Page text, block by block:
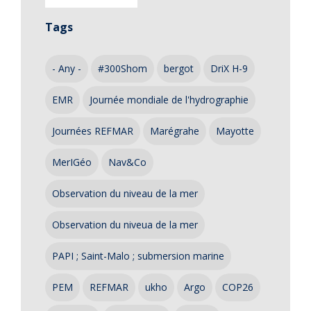
Tags
- Any - #300Shom bergot DriX H-9
EMR Journée mondiale de l'hydrographie
Journées REFMAR Marégrahe Mayotte
MerIGéo Nav&Co
Observation du niveau de la mer
Observation du niveua de la mer
PAPI ; Saint-Malo ; submersion marine
PEM REFMAR ukho Argo COP26